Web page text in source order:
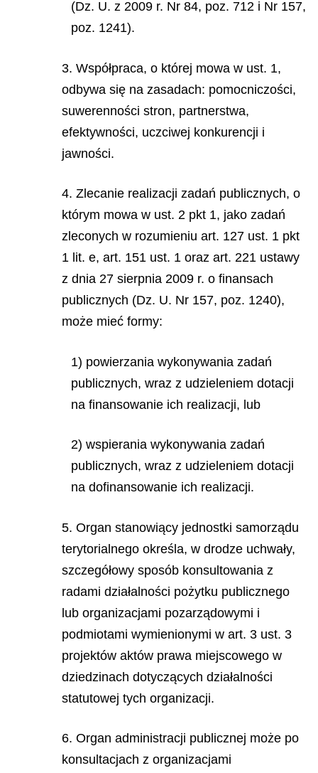
(Dz. U. z 2009 r. Nr 84, poz. 712 i Nr 157,
poz. 1241).
3. Współpraca, o której mowa w ust. 1,
odbywa się na zasadach: pomocniczości,
suwerenności stron, partnerstwa,
efektywności, uczciwej konkurencji i
jawności.
4. Zlecanie realizacji zadań publicznych, o
którym mowa w ust. 2 pkt 1, jako zadań
zleconych w rozumieniu art. 127 ust. 1 pkt
1 lit. e, art. 151 ust. 1 oraz art. 221 ustawy
z dnia 27 sierpnia 2009 r. o finansach
publicznych (Dz. U. Nr 157, poz. 1240),
może mieć formy:
1) powierzania wykonywania zadań
publicznych, wraz z udzieleniem dotacji
na finansowanie ich realizacji, lub
2) wspierania wykonywania zadań
publicznych, wraz z udzieleniem dotacji
na dofinansowanie ich realizacji.
5. Organ stanowiący jednostki samorządu
terytorialnego określa, w drodze uchwały,
szczegółowy sposób konsultowania z
radami działalności pożytku publicznego
lub organizacjami pozarządowymi i
podmiotami wymienionymi w art. 3 ust. 3
projektów aktów prawa miejscowego w
dziedzinach dotyczących działalności
statutowej tych organizacji.
6. Organ administracji publicznej może po
konsultacjach z organizacjami